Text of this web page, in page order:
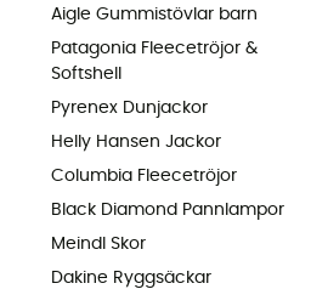
Aigle Gummistövlar barn
Patagonia Fleecetröjor &
Softshell
Pyrenex Dunjackor
Helly Hansen Jackor
Columbia Fleecetröjor
Black Diamond Pannlampor
Meindl Skor
Dakine Ryggsäckar